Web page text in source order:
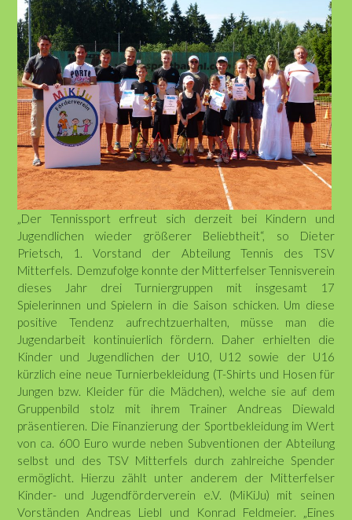
„Der Tennissport erfreut sich derzeit bei Kindern und
Jugendlichen wieder größerer Beliebtheit“, so Dieter
Prietsch, 1. Vorstand der Abteilung Tennis des TSV
Mitterfels. Demzufolge konnte der Mitterfelser Tennisverein
dieses Jahr drei Turniergruppen mit insgesamt 17
Spielerinnen und Spielern in die Saison schicken. Um diese
positive Tendenz aufrechtzuerhalten, müsse man die
Jugendarbeit kontinuierlich fördern. Daher erhielten die
Kinder und Jugendlichen der U10, U12 sowie der U16
kürzlich eine neue Turnierbekleidung (T-Shirts und Hosen für
Jungen bzw. Kleider für die Mädchen), welche sie auf dem
Gruppenbild stolz mit ihrem Trainer Andreas Diewald
präsentieren. Die Finanzierung der Sportbekleidung im Wert
von ca. 600 Euro wurde neben Subventionen der Abteilung
selbst und des TSV Mitterfels durch zahlreiche Spender
ermöglicht. Hierzu zählt unter anderem der Mitterfelser
Kinder- und Jugendförderverein e.V. (MiKiJu) mit seinen
Vorständen Andreas Liebl und Konrad Feldmeier. „Eines